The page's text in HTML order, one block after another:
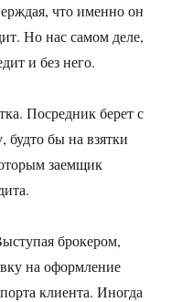
что именно он
Но нас самом деле,
и без него.
Посредник берет с
бы на взятки
заемщик
брокером,
на оформление
клиента. Иногда